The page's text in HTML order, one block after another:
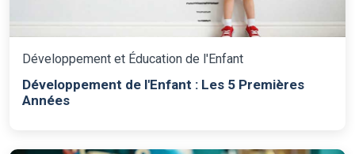
Développement et Éducation de l'Enfant
Développement de l'Enfant : Les 5 Premières
Années